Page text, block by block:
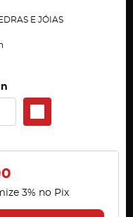
E JÓIAS
3% no Pix